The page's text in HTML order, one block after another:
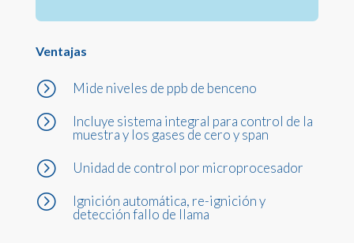
Ventajas
= Mide niveles de ppb de benceno
=
Incluye sistema integral para control de la
muestra y los gases de cero y span
= Unidad de control por microprocesador
=
Ignición automática, re-ignición y
detección fallo de llama